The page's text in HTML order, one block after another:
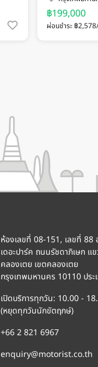
฿199,000
ผ่อนชำระ ฿
ห้องเลขที่ 08-151, เลขที่ 88
เดอะปาร์ค ถนนรัชดาภิเษก แ
คลองเตย เขตคลองเตย
กรุงเทพมหานคร 10110 ประ
เปิดบริการทุกวัน: 10.00 -
(หยุดทุกวันนักขัตฤกษ์)
+66 2 821 6967
enquiry@motorist.co.th